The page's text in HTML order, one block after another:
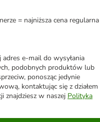
= najniższa cena regularna
e-mail do wysyłania
podobnych produktów lub
ponosząc jedynie
kontaktując się z działem
znajdziesz w naszej Polityka